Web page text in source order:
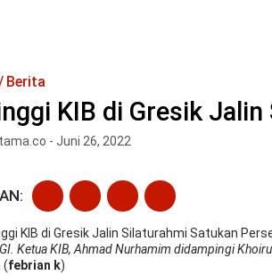
Berita
KIB di Gresik
- Juni 26, 2022
Ketua KIB, Ahmad Nurhamim didampingi
(febrian k)